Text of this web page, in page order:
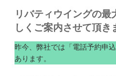
リバティウイングの最
しくご案内させて頂き
昨今、弊社では「電話予約申
あります。